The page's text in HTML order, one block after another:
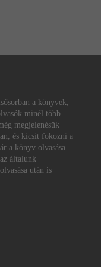
a könyvek,
minél több
megjelenésük
és kicsit fokozni a
a könyv olvasása
általunk
után is